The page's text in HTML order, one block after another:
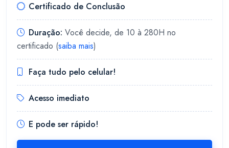
Certificado de Conclusão
Duração: Você decide, de 10 à 280H no
certificado (saiba mais)
Faça tudo pelo celular!
Acesso imediato
E pode ser rápido!